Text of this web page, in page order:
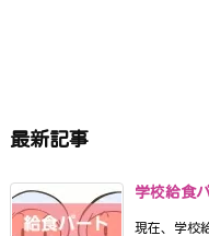
最新記事
学校給食
現在、学校